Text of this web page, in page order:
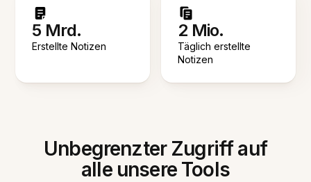
5 Mrd.
Erstellte Notizen
2 Mio.
Täglich erstellte
Notizen
Unbegrenzter Zugriff auf
alle unsere Tools